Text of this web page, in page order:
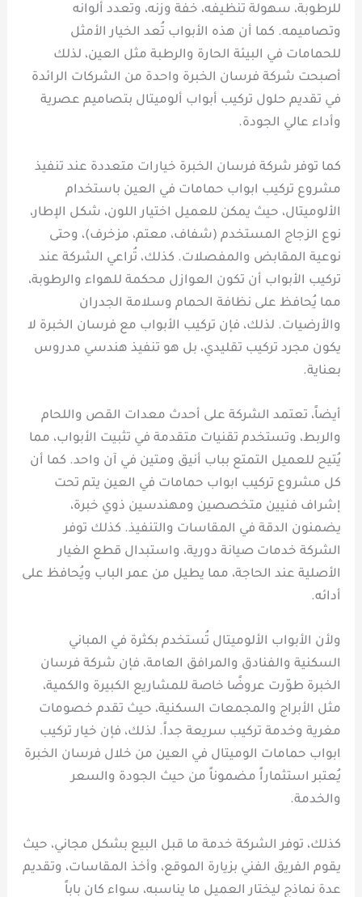
للرطوبة، سهولة تنظيفه، خفة وزنه، وتعدد ألوانه
وتصاميمه. كما أن هذه الأبواب تُعد الخيار الأمثل
للحمامات في البيئة الحارة والرطبة مثل العين، لذلك
أصبحت شركة فرسان الخبرة واحدة من الشركات الرائدة
في تقديم حلول تركيب أبواب ألوميتال بتصاميم عصرية
وأداء عالي الجودة.
كما توفر شركة فرسان الخبرة خيارات متعددة عند تنفيذ
مشروع تركيب ابواب حمامات في العين باستخدام
الألوميتال، حيث يمكن للعميل اختيار اللون، شكل الإطار،
نوع الزجاج المستخدم (شفاف، معتم، مزخرف)، وحتى
نوعية المقابض والمفصلات. كذلك، تُراعي الشركة عند
تركيب الأبواب أن تكون العوازل محكمة للهواء والرطوبة،
مما يُحافظ على نظافة الحمام وسلامة الجدران
والأرضيات. لذلك، فإن تركيب الأبواب مع فرسان الخبرة لا
يكون مجرد تركيب تقليدي، بل هو تنفيذ هندسي مدروس
بعناية.
أيضاً، تعتمد الشركة على أحدث معدات القص واللحام
والربط، وتستخدم تقنيات متقدمة في تثبيت الأبواب، مما
يُتيح للعميل التمتع بباب أنيق ومتين في آن واحد. كما أن
كل مشروع تركيب ابواب حمامات في العين يتم تحت
إشراف فنيين متخصصين ومهندسين ذوي خبرة،
يضمنون الدقة في المقاسات والتنفيذ. كذلك توفر
الشركة خدمات صيانة دورية، واستبدال قطع الغيار
الأصلية عند الحاجة، مما يطيل من عمر الباب ويُحافظ على
أدائه.
ولأن الأبواب الألوميتال تُستخدم بكثرة في المباني
السكنية والفنادق والمرافق العامة، فإن شركة فرسان
الخبرة طوّرت عروضًا خاصة للمشاريع الكبيرة والكمية،
مثل الأبراج والمجمعات السكنية، حيث تقدم خصومات
مغرية وخدمة تركيب سريعة جداً. لذلك، فإن خيار تركيب
ابواب حمامات الوميتال في العين من خلال فرسان الخبرة
يُعتبر استثماراً مضموناً من حيث الجودة والسعر
والخدمة.
كذلك، توفر الشركة خدمة ما قبل البيع بشكل مجاني، حيث
يقوم الفريق الفني بزيارة الموقع، وأخذ المقاسات، وتقديم
عدة نماذج ليختار العميل ما يناسبه، سواء كان باباً